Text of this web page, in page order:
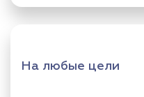
На любые цели